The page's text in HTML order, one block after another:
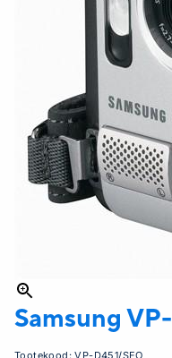
Samsung
Tootekood:VP-D451/SEO